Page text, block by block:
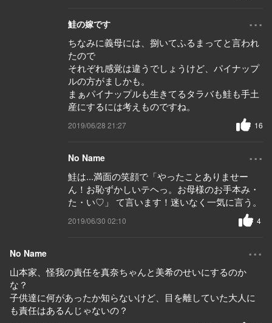
鮭の嫁です ...
ちなみに義母には、捌いてふるまってと言われ
たので
それぞれ感覚は違うでしょうけど、パイナップ
ルの方がましかも。
まぁパイナップルも生きてるタラバも鮭も手土
産にするには考えものですね。
2019/06/28 21:27 16
No Name ...
鮭は...満面の笑顔で「やったことありませー
ん！お恥ずかしいテヘっ。お母様のお手本み・
た・い♡」 て言います！迷いなく一気に言う。
2019/06/30 02:10 4
No Name ...
山本家、怪我の責任を真奈ちゃんと美希のせいにするのか
な？
子供達に何があったか知らないけど、目を離していた大人に
も責任はあるんじゃないの？